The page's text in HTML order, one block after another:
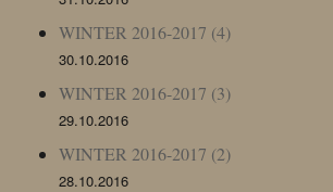
WINTER 2016-2017 (4)
30.10.2016
WINTER 2016-2017 (3)
29.10.2016
WINTER 2016-2017 (2)
28.10.2016